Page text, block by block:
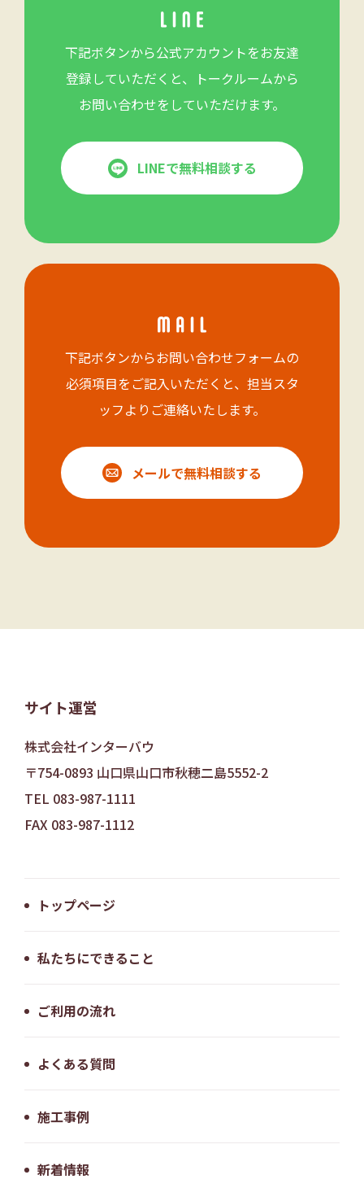
下記ボタンから公式アカウントをお友達
登録していただくと、トークルームから
お問い合わせをしていただけます。
LINEで無料相談する
下記ボタンからお問い合わせフォームの
必須項目をご記入いただくと、担当スタ
ッフよりご連絡いたします。
メールで無料相談する
サイト運営
株式会社インターバウ
〒754-0893 山口県山口市秋穂二島5552-2
TEL 083-987-1111
FAX 083-987-1112
トップページ
私たちにできること
ご利用の流れ
よくある質問
施工事例
新着情報